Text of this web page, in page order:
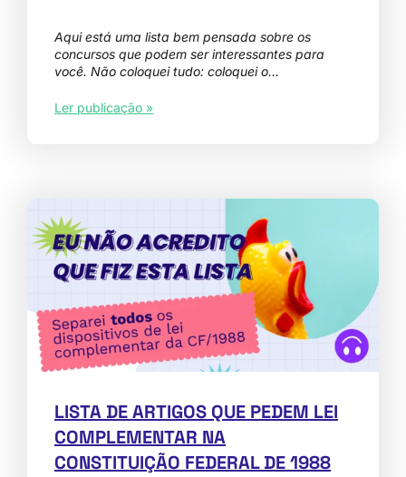
Aqui está uma lista bem pensada sobre os
concursos que podem ser interessantes para
você. Não coloquei tudo: coloquei o…
Ler publicação »
LISTA DE ARTIGOS QUE PEDEM LEI
COMPLEMENTAR NA
CONSTITUIÇÃO FEDERAL DE 1988